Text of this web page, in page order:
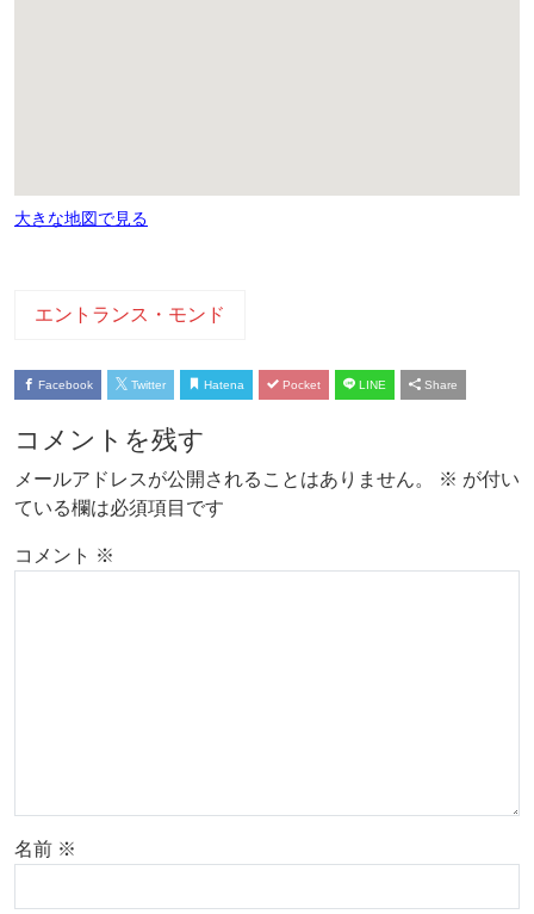
大きな地図で見る
エントランス・モンド
Facebook Twitter Hatena Pocket LINE Share
コメントを残す
メールアドレスが公開されることはありません。 ※ が付い
ている欄は必須項目です
コメント ※
名前 ※